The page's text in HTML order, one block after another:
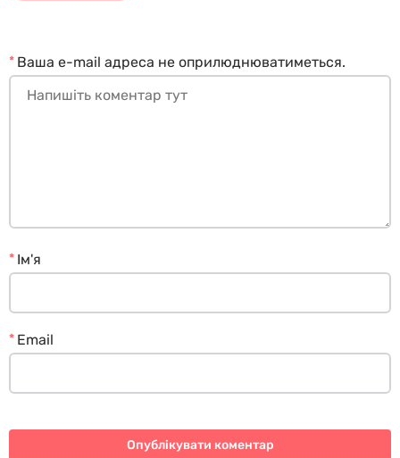
Ваша e-mail адреса не оприлюднюватиметься.
*
Ім'я
*
Email
*